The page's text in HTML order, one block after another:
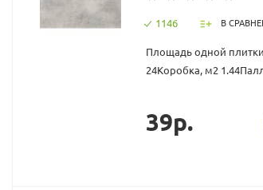
1146 В
Площадь одной
24Коробка, м2
39р.